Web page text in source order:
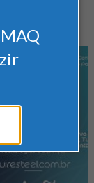
Fios, Cabos,